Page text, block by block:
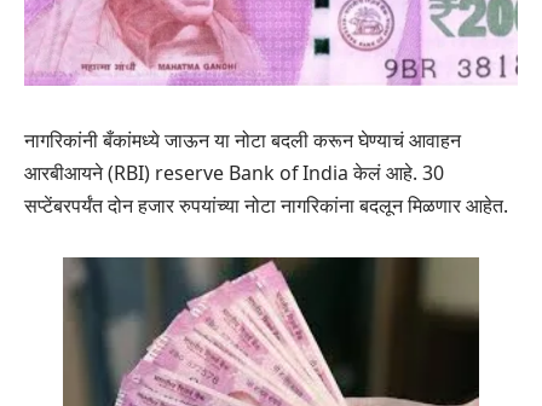
नागरिकांनी बँकांमध्ये जाऊन या नोटा बदली करून घेण्याचं आवाहन
आरबीआयने (RBI) reserve Bank of India केलं आहे. 30
सप्टेंबरपर्यंत दोन हजार रुपयांच्या नोटा नागरिकांना बदलून मिळणार आहेत.